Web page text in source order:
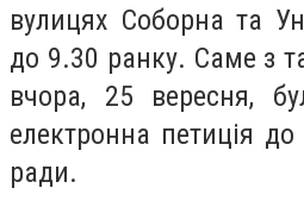
вулицях Соборна та
до 9.30 ранку. Саме з
вчора, 25 вересня,
електронна петиція до
ради.